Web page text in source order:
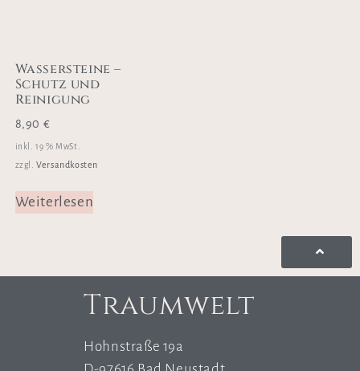
Wassersteine –
Schutz und
Reinigung
8,90 €
inkl. 19 % MwSt.
zzgl.Versandkosten
Weiterlesen
Traumwelt
Hohnstraße 19a